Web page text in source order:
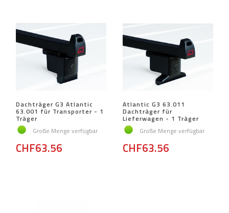
Dachträger G3 Atlantic
63.001 für Transporter - 1
Träger
Große Menge verfügbar
CHF63.56
Atlantic G3 63.011
Dachträger für
Lieferwagen - 1 Träger
Große Menge verfügbar
CHF63.56